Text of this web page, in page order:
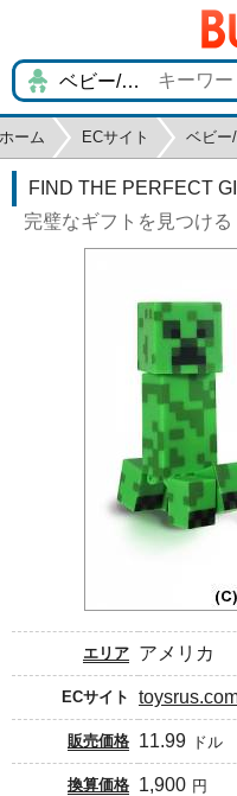
ホーム ECサイト ベビー
FIND THE PERFECT
完璧なギフトを見つける
エリア アメリカ
ECサイト
販売価格 11.99 ドル
換算価格 1,900 円